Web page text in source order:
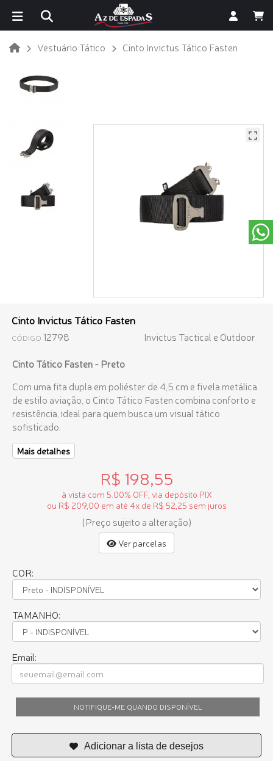
Vestuário Tático Cinto Invictus Tático Fasten
Cinto Invictus Tático Fasten
CÓDIGO 12798
Invictus Tactical e Outdoor
Cinto Tático Fasten - Preto
Com uma fita dupla em poliéster de 4,5 cm e fivela metálica
de estilo aviação, o Cinto Tático Fasten combina conforto e
resistência, ideal para quem busca um visual tático
sofisticado.
Mais detalhes
R$ 198,55
à vista com 5.00% OFF, via depósito PIX
ou R$ 209,00 em até 4x de R$ 52,25 sem juros
(Preço sujeito a alteração)
Ver parcelas
COR:
TAMANHO:
Email:
NOTIFIQUE-ME QUANDO DISPONÍVEL